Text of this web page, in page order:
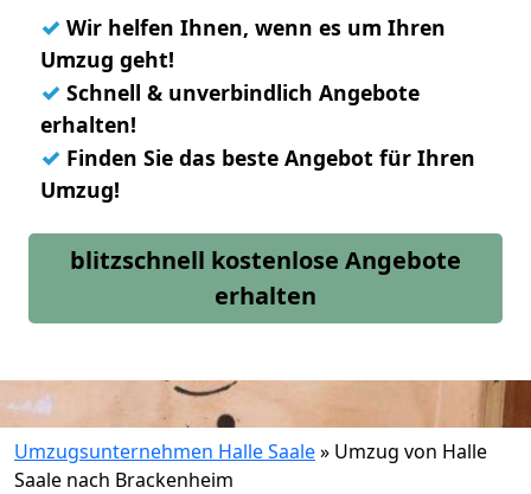
✓ Wir helfen Ihnen, wenn es um Ihren
Umzug geht!
✓ Schnell & unverbindlich Angebote
erhalten!
✓ Finden Sie das beste Angebot für Ihren
Umzug!
blitzschnell kostenlose Angebote
erhalten
Umzugsunternehmen Halle Saale» Umzug von Halle
Saale nach Brackenheim